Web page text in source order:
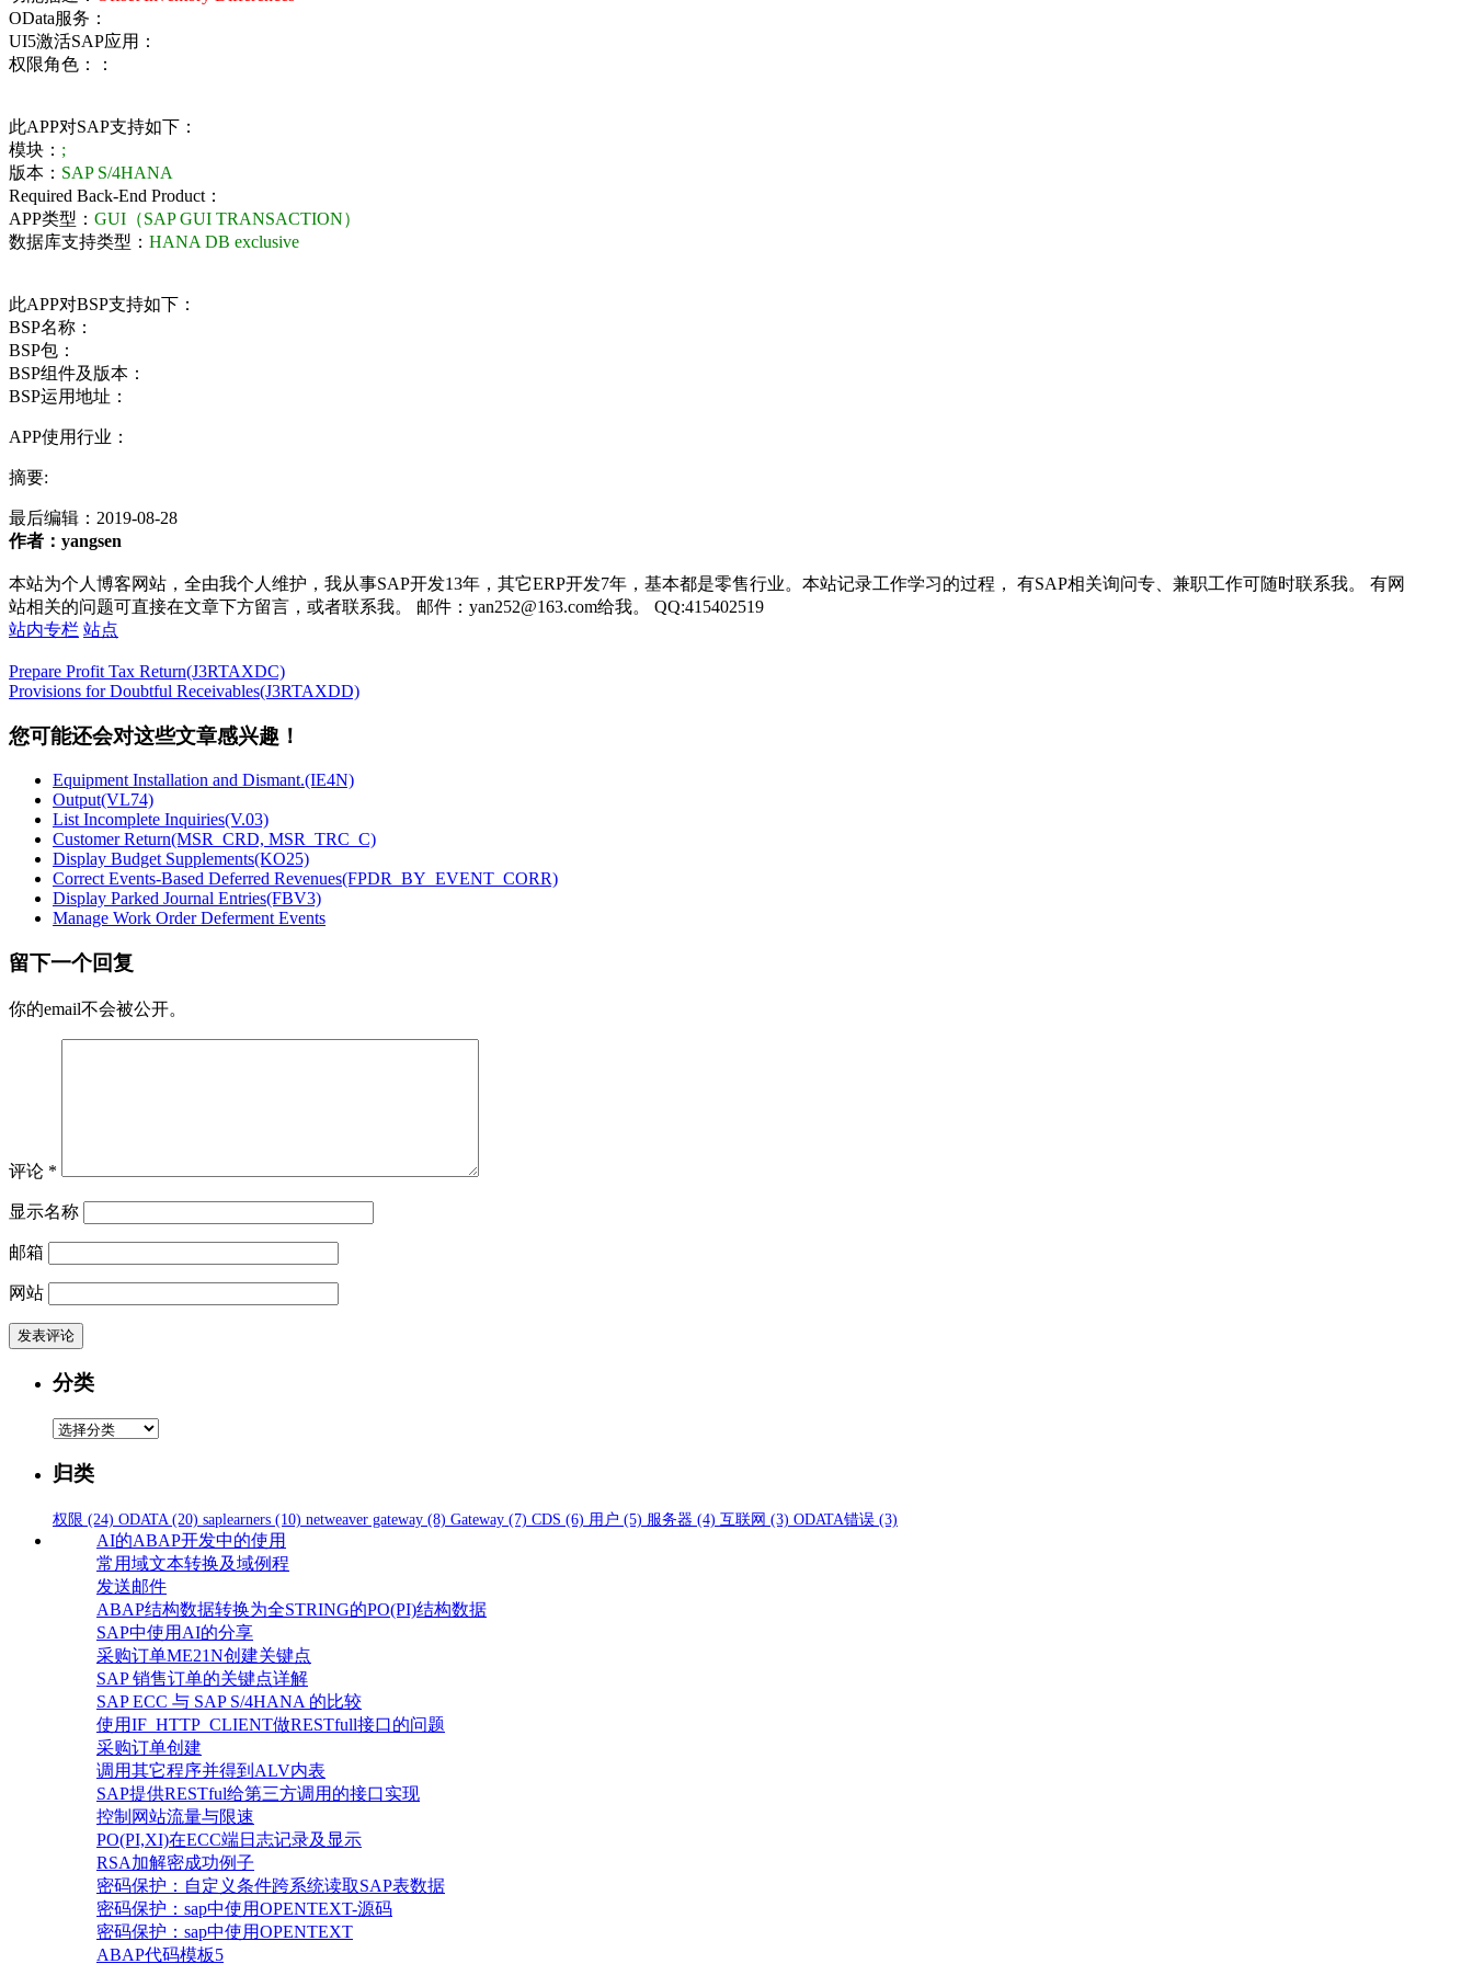
OData服务：
UI5激活SAP应用：
权限角色：：
此APP对SAP支持如下：
模块： ;
版本： SAP S/4HANA
Required Back-End Product：
APP类型： GUI（SAP GUI TRANSACTION）
数据库支持类型： HANA DB exclusive
此APP对BSP支持如下：
BSP名称：
BSP包：
BSP组件及版本：
BSP运用地址：
APP使用行业：
摘要:
最后编辑： 2019-08-28
作者：yangsen
本站为个人博客网站，全由我个人维护，我从事SAP开发13年，其它ERP开发7年，基本都是零售行业。本站记录工作学习的过程， 有SAP相关询问专、兼职工作可随时联系我。 有网
站相关的问题可直接在文章下方留言，或者联系我。 邮件：yan252@163.com给我。 QQ:415402519
站内专栏 站点
Prepare Profit Tax Return(J3RTAXDC)
Provisions for Doubtful Receivables(J3RTAXDD)
您可能还会对这些文章感兴趣！
Equipment Installation and Dismant.(IE4N)
Output(VL74)
List Incomplete Inquiries(V.03)
Customer Return(MSR_CRD, MSR_TRC_C)
Display Budget Supplements(KO25)
Correct Events-Based Deferred Revenues(FPDR_BY_EVENT_CORR)
Display Parked Journal Entries(FBV3)
Manage Work Order Deferment Events
留下一个回复
你的email不会被公开。
评论 *
显示名称
邮箱
网站
分类
分
归类
权限 (24) ODATA (20) saplearners (10) netweaver gateway (8) Gateway (7) CDS (6) 用户 (5) 服务器 (4) 互联网 (3) ODATA错误 (3)
AI的ABAP开发中的使用
常用域文本转换及域例程
发送邮件
ABAP结构数据转换为全STRING的PO(PI)结构数据
SAP中使用AI的分享
采购订单ME21N创建关键点
SAP 销售订单的关键点详解
SAP ECC 与 SAP S/4HANA 的比较
使用IF_HTTP_CLIENT做RESTfull接口的问题
采购订单创建
调用其它程序并得到ALV内表
SAP提供RESTful给第三方调用的接口实现
控制网站流量与限速
PO(PI,XI)在ECC端日志记录及显示
RSA加解密成功例子
密码保护：自定义条件跨系统读取SAP表数据
密码保护：sap中使用OPENTEXT-源码
密码保护：sap中使用OPENTEXT
ABAP代码模板5